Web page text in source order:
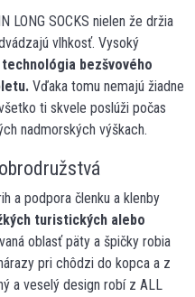
LONG SOCKS nielen že držia
vlhkosť. Vysoký
technológia bezšvového
Vďaka tomu nemajú žiadne
ti skvele poslúži počas
nadmorských výškach.
a podpora členku a klenby
turistických alebo
oblasť päty a špičky robia
pri chôdzi do kopca a z
a veselý design robí z ALL